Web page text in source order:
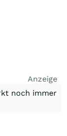
Anzeige
noch immer